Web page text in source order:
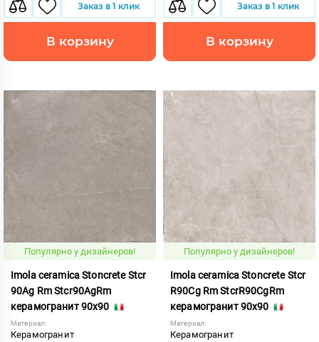
Заказ в 1 клик
В корзину
Заказ в 1 клик
В корзину
Популярно у дизайнеров!
Imola ceramica Stoncrete Stcr
90Ag Rm Stcr90AgRm
керамогранит 90x90
Материал:
Керамогранит
Популярно у дизайнеров!
Imola ceramica Stoncrete Stcr
R90Cg Rm StcrR90CgRm
керамогранит 90x90
Материал:
Керамогранит